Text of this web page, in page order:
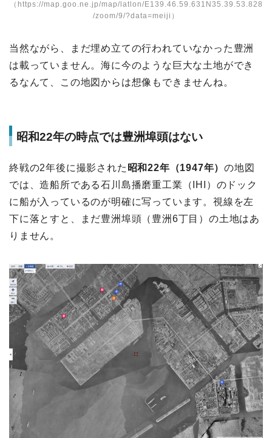
（ https://map.goo.ne.jp/map/latlon/E139.46.59.631N35.39.53.828
/zoom/9/?data=meiji ）
当然ながら、まだ埋め立ての行われていなかった豊洲
は載っていません。海に今のような巨大な土地ができ
るなんて、この地図からは想像もできませんね。
昭和22年の時点では豊洲埠頭はない
終戦の2年後に撮影された 昭和22年（1947年）の地図
では、造船所である石川島播磨重工業（IHI）のドック
に船が入っているのが明確に写っています。視線を左
下に落とすと、まだ豊洲埠頭（豊洲6丁目）の土地はあ
りません。